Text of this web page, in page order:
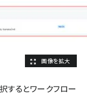
するとワークフロー